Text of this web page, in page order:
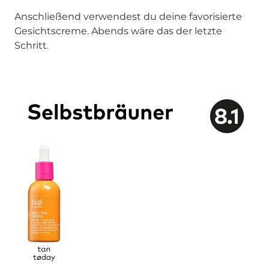
Anschließend verwendest du deine favorisierte
Gesichtscreme. Abends wäre das der letzte
Schritt.